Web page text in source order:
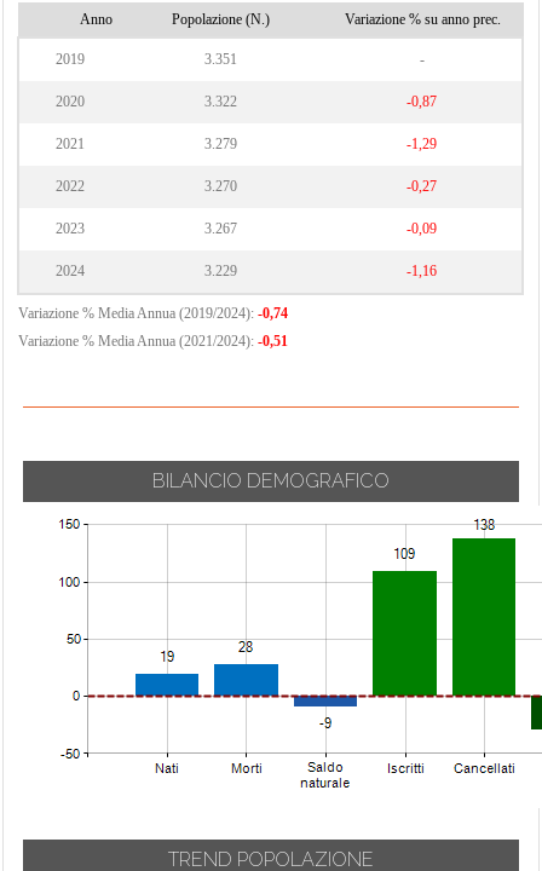
Anno Popolazione (N.) Variazione % su anno prec.
2019 3.351 -
2020 3.322 -0,87
2021 3.279 -1,29
2022 3.270 -0,27
2023 3.267 -0,09
2024 3.229 -1,16
Variazione % Media Annua (2019/2024): -0,74
Variazione % Media Annua (2021/2024): -0,51
BILANCIO DEMOGRAFICO
TREND POPOLAZIONE